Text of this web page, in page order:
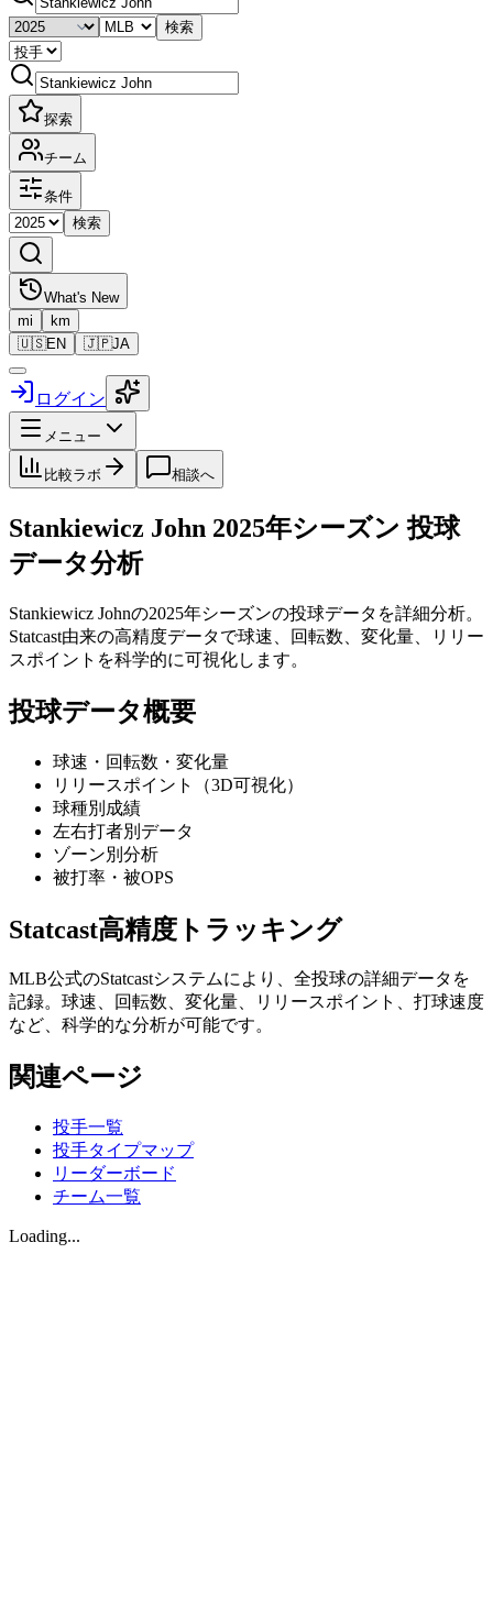
検索
探索
チーム
条件
検索
What's New
mi
km
🇺🇸EN 🇯🇵JA
ログイン
メニュー
比較ラボ 相談へ
Stankiewicz John 2025年シーズン 投球
データ分析
Stankiewicz Johnの2025年シーズンの投球データを詳細分析。
Statcast由来の高精度データで球速、回転数、変化量、リリー
スポイントを科学的に可視化します。
投球データ概要
球速・回転数・変化量
リリースポイント（3D可視化）
球種別成績
左右打者別データ
ゾーン別分析
被打率・被OPS
Statcast高精度トラッキング
MLB公式のStatcastシステムにより、全投球の詳細データを
記録。球速、回転数、変化量、リリースポイント、打球速度
など、科学的な分析が可能です。
関連ページ
投手一覧
投手タイプマップ
リーダーボード
チーム一覧
Loading...